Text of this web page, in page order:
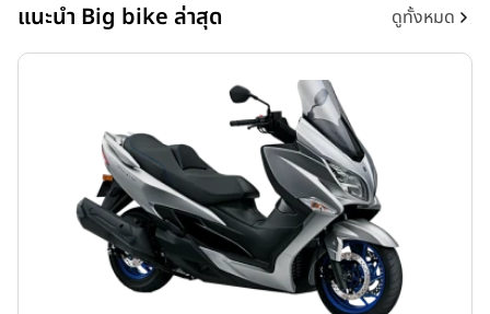
แนะนำ Big bike ล่าสุด ดูทั้งหมด